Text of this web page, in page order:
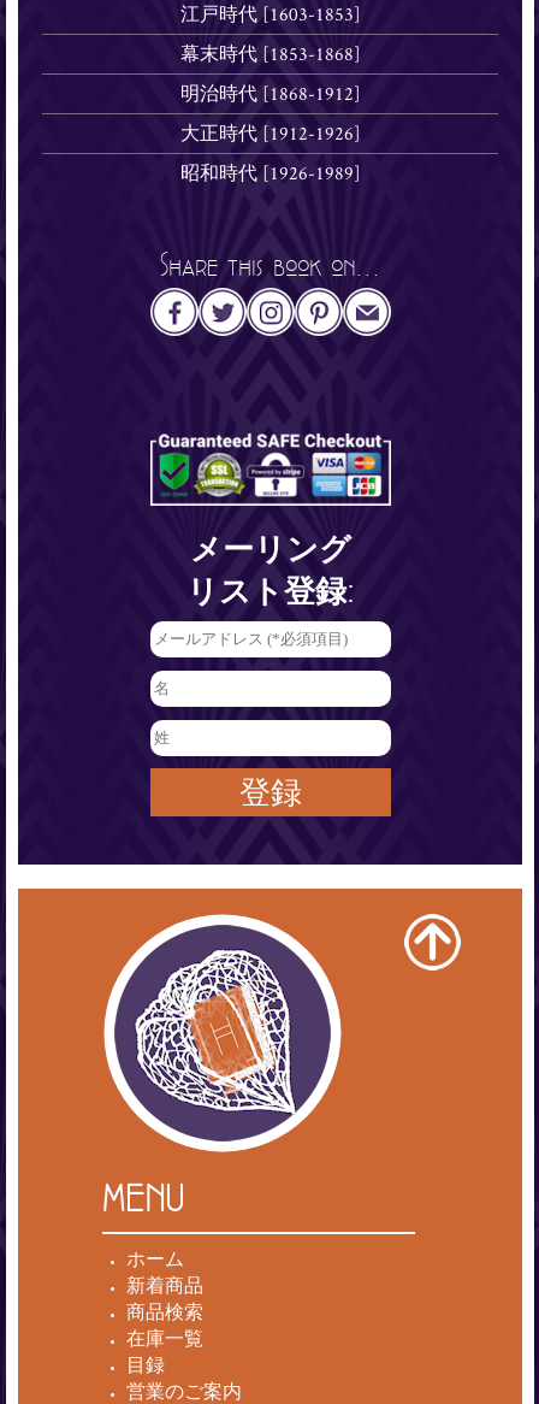
江戸時代 [1603-1853]
幕末時代 [1853-1868]
明治時代 [1868-1912]
大正時代 [1912-1926]
昭和時代 [1926-1989]
Share this book on...
メーリング
リスト登録:
MENU
ホーム
新着商品
商品検索
在庫一覧
目録
営業のご案内